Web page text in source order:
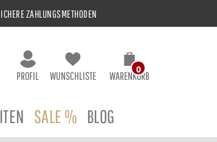
ZAHLUNGSMETHODEN
PROFIL WUNSCHLISTE WARENKORB
0
SALE % BLOG